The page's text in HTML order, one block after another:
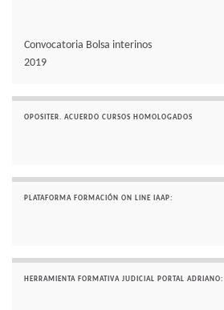
Convocatoria Bolsa interinos
2019
OPOSITER. ACUERDO CURSOS HOMOLOGADOS
PLATAFORMA FORMACIÓN ON LINE IAAP:
HERRAMIENTA FORMATIVA JUDICIAL PORTAL ADRIANO: